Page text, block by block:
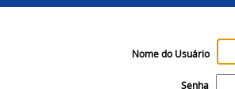
Nome do Usuário
Senha